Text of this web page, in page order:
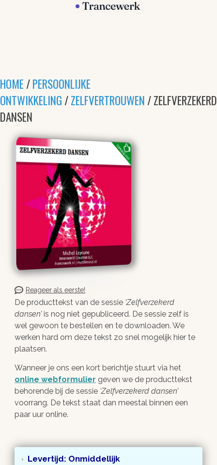
HOME/PERSOONLIJKE
ONTWIKKELING/ZELFVERTROUWEN/ ZELFVERZEKERD
DANSEN
Reageer als eerste!
De producttekst van de sessie Zelfverzekerd
dansenis nog niet gepubliceerd. De sessie zelf is
wel gewoon te bestellen en te downloaden. We
werken hard om deze tekst zo snel mogelijk hier te
plaatsen.
Wanneer je ons een kort berichtje stuurt via het
online webformulier geven we de producttekst
behorende bij de sessie Zelfverzekerd dansen
voorrang. De tekst staat dan meestal binnen een
paar uur online.
Levertijd: Onmiddellijk